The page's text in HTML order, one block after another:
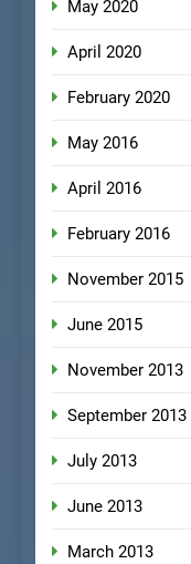
May 2020
April 2020
February 2020
May 2016
April 2016
February 2016
November 2015
June 2015
November 2013
September 2013
July 2013
June 2013
March 2013